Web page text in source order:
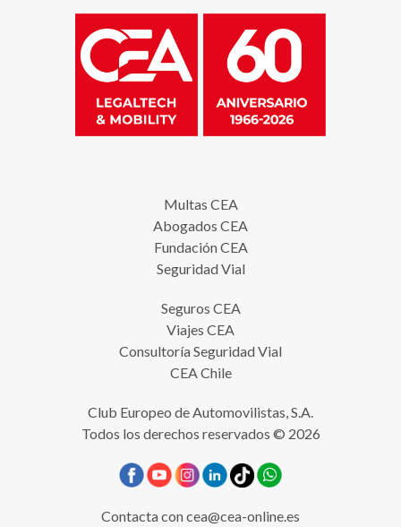
Multas CEA
Abogados CEA
Fundación CEA
Seguridad Vial
Seguros CEA
Viajes CEA
Consultoría Seguridad Vial
CEA Chile
Club Europeo de Automovilistas, S.A.
Todos los derechos reservados © 2026
Contacta concea@cea-online.es